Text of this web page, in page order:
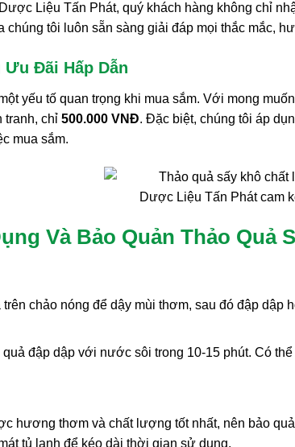
Liệu Tấn Phát, quý khách hàng không chỉ
chúng tôi luôn sẵn sàng giải đáp mọi thắc mắc,
Đãi Hấp Dẫn
yếu tố quan trọng khi mua sắm. Với mong
tranh, chỉ 500.000 VNĐ. Đặc biệt, chúng tôi áp
mua sắm.
Dược Liệu Tấn Phát cam
Và Bảo Quản Thảo Quả
trên chảo nóng để dậy mùi thơm, sau đó đập
quả đập dập với nước sôi trong 10-15 phút. Có
hương thơm và chất lượng tốt nhất, nên bảo
tủ lạnh để kéo dài thời gian sử dụng.